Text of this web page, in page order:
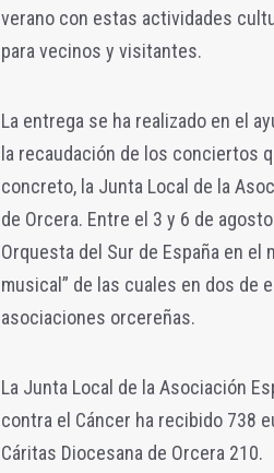
verano con estas actividades
para vecinos y visitantes.
La entrega se ha realizado en el
la recaudación de los conciertos
concreto, la Junta Local de la
de Orcera. Entre el 3 y 6 de
Orquesta del Sur de España en el
musical” de las cuales en dos de
asociaciones orcereñas.
La Junta Local de la Asociación
contra el Cáncer ha recibido 738
Cáritas Diocesana de Orcera 210.